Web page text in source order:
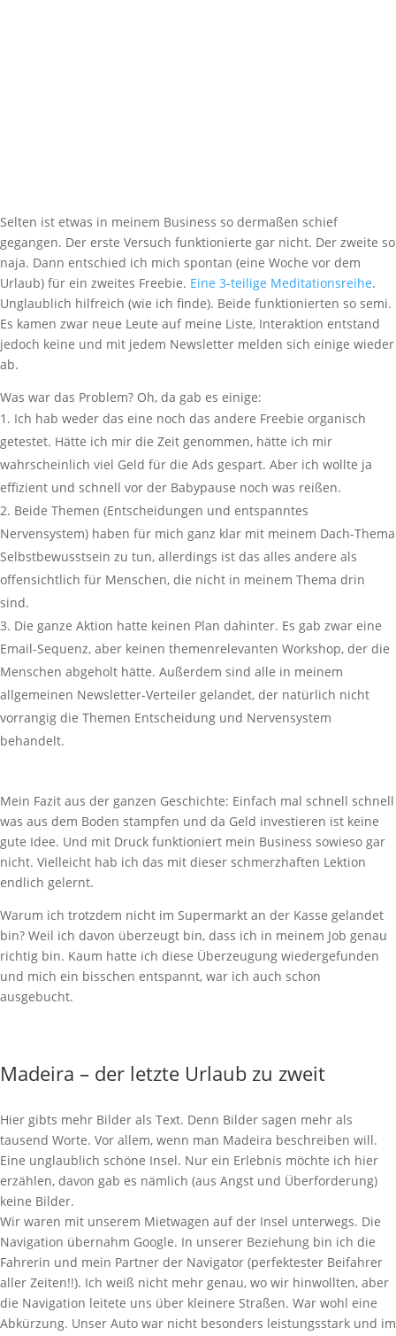
Selten ist etwas in meinem Business so dermaßen schief
gegangen. Der erste Versuch funktionierte gar nicht. Der zweite so
naja. Dann entschied ich mich spontan (eine Woche vor dem
Urlaub) für ein zweites Freebie. Eine 3-teilige Meditationsreihe.
Unglaublich hilfreich (wie ich finde). Beide funktionierten so semi.
Es kamen zwar neue Leute auf meine Liste, Interaktion entstand
jedoch keine und mit jedem Newsletter melden sich einige wieder
ab.
Was war das Problem? Oh, da gab es einige:
Ich hab weder das eine noch das andere Freebie organisch
getestet. Hätte ich mir die Zeit genommen, hätte ich mir
wahrscheinlich viel Geld für die Ads gespart. Aber ich wollte ja
effizient und schnell vor der Babypause noch was reißen.
Beide Themen (Entscheidungen und entspanntes
Nervensystem) haben für mich ganz klar mit meinem Dach-Thema
Selbstbewusstsein zu tun, allerdings ist das alles andere als
offensichtlich für Menschen, die nicht in meinem Thema drin
sind.
Die ganze Aktion hatte keinen Plan dahinter. Es gab zwar eine
Email-Sequenz, aber keinen themenrelevanten Workshop, der die
Menschen abgeholt hätte. Außerdem sind alle in meinem
allgemeinen Newsletter-Verteiler gelandet, der natürlich nicht
vorrangig die Themen Entscheidung und Nervensystem
behandelt.
Mein Fazit aus der ganzen Geschichte: Einfach mal schnell schnell
was aus dem Boden stampfen und da Geld investieren ist keine
gute Idee. Und mit Druck funktioniert mein Business sowieso gar
nicht. Vielleicht hab ich das mit dieser schmerzhaften Lektion
endlich gelernt.
Warum ich trotzdem nicht im Supermarkt an der Kasse gelandet
bin? Weil ich davon überzeugt bin, dass ich in meinem Job genau
richtig bin. Kaum hatte ich diese Überzeugung wiedergefunden
und mich ein bisschen entspannt, war ich auch schon
ausgebucht.
Madeira – der letzte Urlaub zu zweit
Hier gibts mehr Bilder als Text. Denn Bilder sagen mehr als
tausend Worte. Vor allem, wenn man Madeira beschreiben will.
Eine unglaublich schöne Insel. Nur ein Erlebnis möchte ich hier
erzählen, davon gab es nämlich (aus Angst und Überforderung)
keine Bilder.
Wir waren mit unserem Mietwagen auf der Insel unterwegs. Die
Navigation übernahm Google. In unserer Beziehung bin ich die
Fahrerin und mein Partner der Navigator (perfektester Beifahrer
aller Zeiten!!). Ich weiß nicht mehr genau, wo wir hinwollten, aber
die Navigation leitete uns über kleinere Straßen. War wohl eine
Abkürzung. Unser Auto war nicht besonders leistungsstark und im